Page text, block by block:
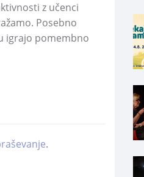
z učenci
Posebno
igrajo pomembno
.